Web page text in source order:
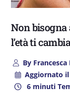
Non bisogna
l’età ti
ByFrancesca
Aggiornato il
6 minuti